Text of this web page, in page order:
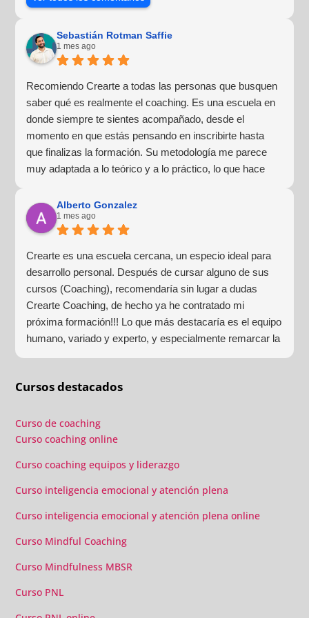
Sebastián Rotman Saffie
1 mes ago
Recomiendo Crearte a todas las personas que busquen
saber qué es realmente el coaching. Es una escuela en
donde siempre te sientes acompañado, desde el
momento en que estás pensando en inscribirte hasta
que finalizas la formación. Su metodología me parece
muy adaptada a lo teórico y a lo práctico, lo que hace
¡Para mí fue una excelente experiencia!
Alberto Gonzalez
1 mes ago
Crearte es una escuela cercana, un especio ideal para
desarrollo personal. Después de cursar alguno de sus
cursos (Coaching), recomendaría sin lugar a dudas
Crearte Coaching, de hecho ya he contratado mi
próxima formación!!! Lo que más destacaría es el equipo
humano, variado y experto, y especialmente remarcar la
añadido con multitud de formaciones, seminarios y
gran liderazgo de Beatriz Ricondo!!!
Cursos destacados
Curso de coaching
Curso coaching online
Curso coaching equipos y liderazgo
Curso inteligencia emocional y atención plena
Curso inteligencia emocional y atención plena online
Curso Mindful Coaching
Curso Mindfulness MBSR
Curso PNL